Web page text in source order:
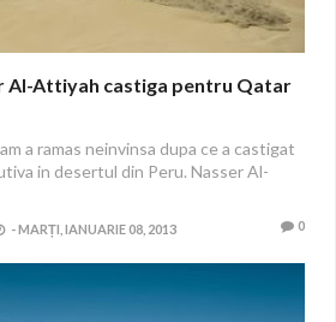
Al-Attiyah castiga pentru Qatar
a ramas neinvinsa dupa ce a castigat
in desertul din Peru. Nasser Al-
-MARȚI, IANUARIE 08, 2013 0